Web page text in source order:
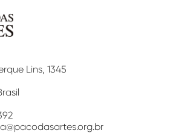
Lins, 1345